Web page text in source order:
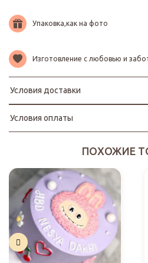
Упаковка,как на фото
Изготовление с любовью и
Условия доставки
Условия оплаты
ПОХОЖИЕ